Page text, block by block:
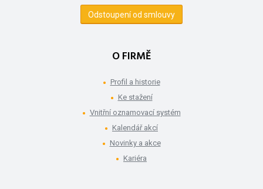
Odstoupení od smlouvy
O FIRMĚ
Profil a historie
Ke stažení
Vnitřní oznamovací systém
Kalendář akcí
Novinky a akce
Kariéra